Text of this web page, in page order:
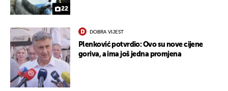
22
DOBRA VIJEST
Plenković potvrdio: Ovo su nove cijene
goriva, a ima još jedna promjena